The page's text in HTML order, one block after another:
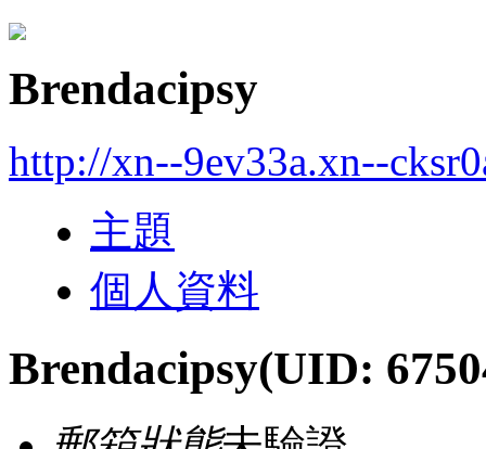
Brendacipsy
http://xn--9ev33a.xn--
主題
個人資料
Brendacipsy(UID: